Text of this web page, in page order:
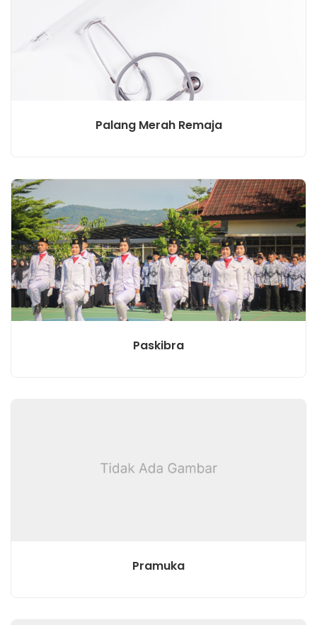
Palang Merah Remaja
Paskibra
Pramuka